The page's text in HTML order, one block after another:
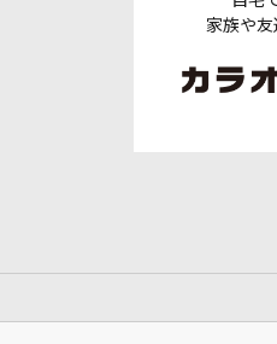
家族や友